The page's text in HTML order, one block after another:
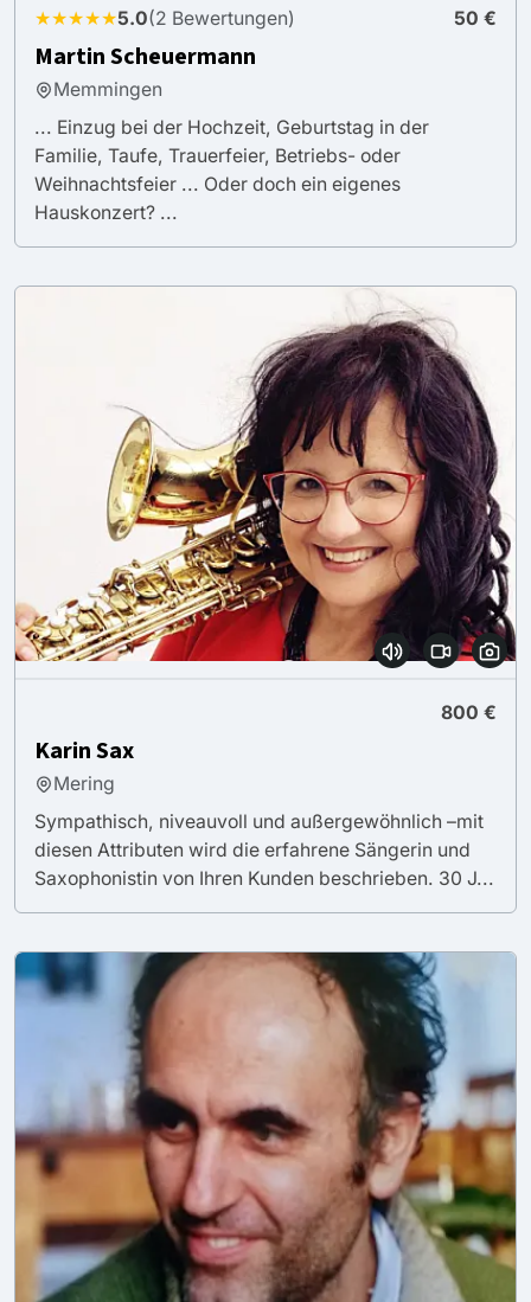
★★★★★5.0(2 Bewertungen) 50 €
Martin Scheuermann
Memmingen
... Einzug bei der Hochzeit, Geburtstag in der
Familie, Taufe, Trauerfeier, Betriebs- oder
Weihnachtsfeier ... Oder doch ein eigenes
Hauskonzert? ...
800 €
Karin Sax
Mering
Sympathisch, niveauvoll und außergewöhnlich –mit
diesen Attributen wird die erfahrene Sängerin und
Saxophonistin von Ihren Kunden beschrieben. 30 J...